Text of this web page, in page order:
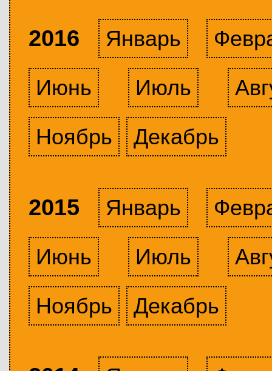
2016 Январь
Июнь
Июль
Ноябрь
Декабрь
2015 Январь
Июнь
Июль
Ноябрь
Декабрь